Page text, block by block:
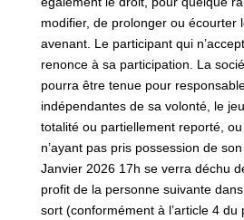
modifier, de prolonger ou écourter
avenant. Le participant qui
renonce à sa participation. La
pourra être tenue pour
indépendantes de sa volonté, le
totalité ou partiellement reporté,
n’ayant pas pris possession de
Janvier 2026 17h se verra déchu
profit de la personne suivante
sort (conformément à l’article 4 du